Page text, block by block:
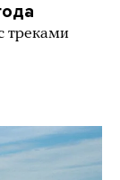
треками